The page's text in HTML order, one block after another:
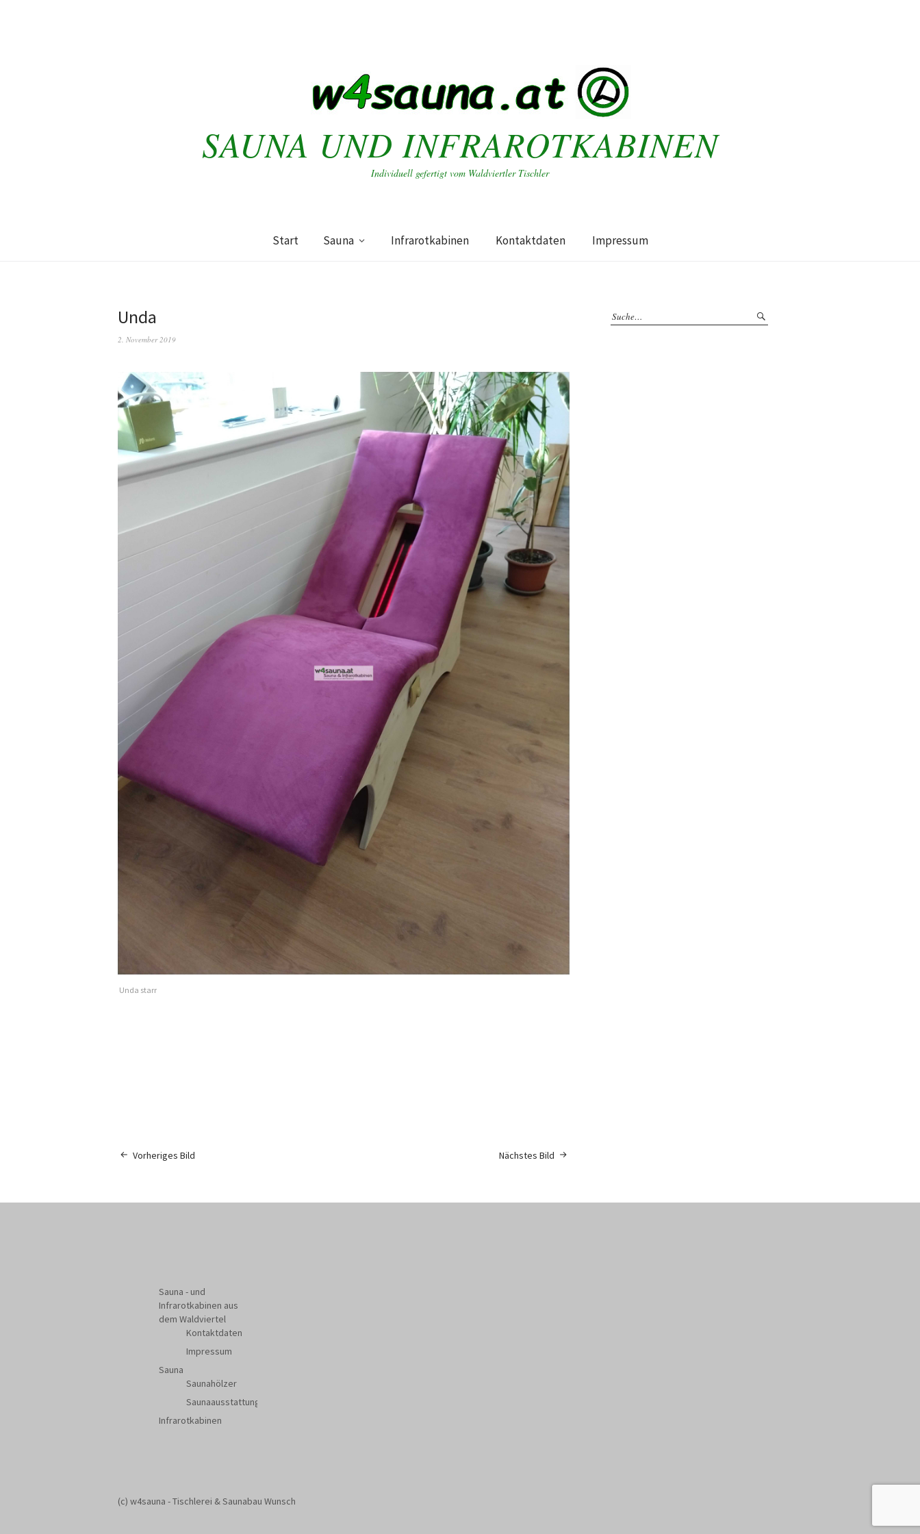
SAUNA UND INFRAROTKABINEN
Individuell gefertigt vom Waldviertler Tischler
Start Sauna Infrarotkabinen Kontaktdaten Impressum
Unda
2. November 2019
Unda starr
Nächstes Bild
Vorheriges Bild
Sauna - und
Infrarotkabinen aus
dem Waldviertel
Kontaktdaten
Impressum
Sauna
Saunahölzer
Saunaausstattung
Infrarotkabinen
(c) w4sauna - Tischlerei & Saunabau Wunsch